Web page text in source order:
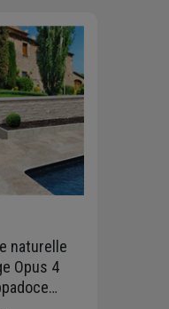
naturelle
Opus 4